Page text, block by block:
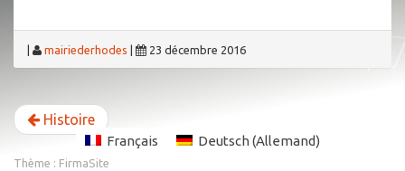
mairiederhodes 23 décembre 2016
Histoire
Thème : FirmaSite
Français Deutsch(Allemand)